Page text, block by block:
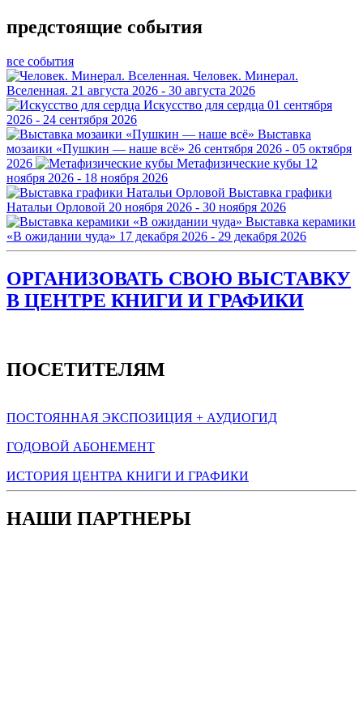
предстоящие события
все события
Человек. Минерал.
Вселенная. 21 августа 2026 - 30 августа 2026
Искусство для сердца 01 сентября
2026 - 24 сентября 2026
Выставка
мозаики «Пушкин — наше всё» 26 сентября 2026 - 05 октября
2026
Метафизические кубы 12
ноября 2026 - 18 ноября 2026
Выставка графики
Натальи Орловой 20 ноября 2026 - 30 ноября 2026
Выставка керамики
«В ожидании чуда» 17 декабря 2026 - 29 декабря 2026
ОРГАНИЗОВАТЬ СВОЮ ВЫСТАВКУ
В ЦЕНТРЕ КНИГИ И ГРАФИКИ
ПОСЕТИТЕЛЯМ
ПОСТОЯННАЯ ЭКСПОЗИЦИЯ + АУДИОГИД
ГОДОВОЙ АБОНЕМЕНТ
ИСТОРИЯ ЦЕНТРА КНИГИ И ГРАФИКИ
НАШИ ПАРТНЕРЫ